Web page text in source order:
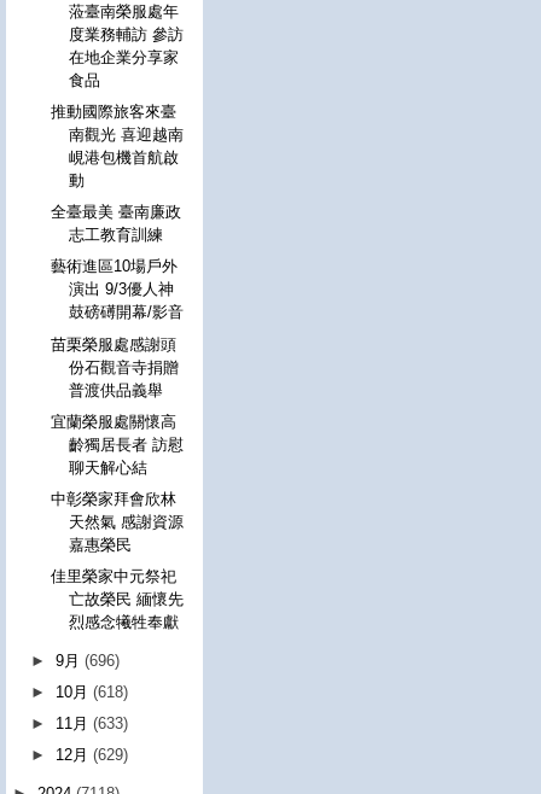
蒞臺南榮服處年
度業務輔訪 參訪
在地企業分享家
食品
推動國際旅客來臺
南觀光 喜迎越南
峴港包機首航啟
動
全臺最美 臺南廉政
志工教育訓練
藝術進區10場戶外
演出 9/3優人神
鼓磅礡開幕/影音
苗栗榮服處感謝頭
份石觀音寺捐贈
普渡供品義舉
宜蘭榮服處關懷高
齡獨居長者 訪慰
聊天解心結
中彰榮家拜會欣林
天然氣 感謝資源
嘉惠榮民
佳里榮家中元祭祀
亡故榮民 緬懷先
烈感念犧牲奉獻
►9月(696)
► 10月(618)
► 11月(633)
► 12月(629)